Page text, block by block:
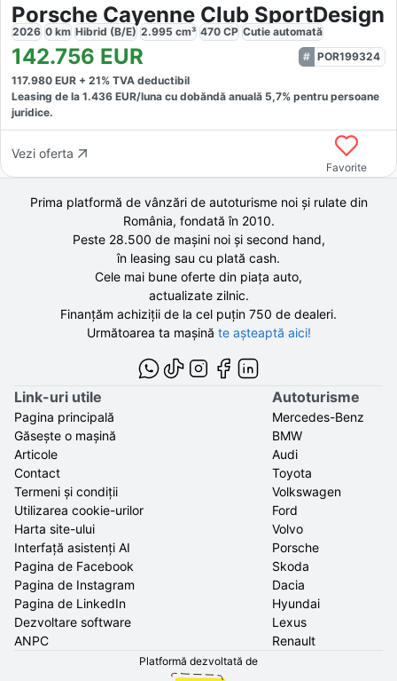
Porsche Cayenne Club SportDesign
2026 0 km Hibrid (B/E) 2.995 cm³ 470 CP Cutie automată
142.756 EUR
POR199324
117.980 EUR + 21% TVA deductibil
Leasing de la 1.436 EUR/luna cu dobăndă anuală 5,7% pentru persoane
juridice.
Vezi oferta
Favorite
Prima platformă de vânzări de autoturisme noi și rulate din
România, fondată în 2010.
Peste 28.500 demașini noi și second hand,
în leasing sau cu plată cash.
Cele mai bune oferte din piața auto,
actualizate zilnic.
Finanțăm achiziții de la cel puțin 750 de dealeri.
Următoarea ta mașină te așteaptă aici!
Link-uri utile
Pagina principală
Găsește o mașină
Articole
Contact
Termeni și condiții
Utilizarea cookie-urilor
Harta site-ului
Interfață asistenți AI
Pagina de Facebook
Pagina de Instagram
Pagina de LinkedIn
Dezvoltare software
ANPC
Autoturisme
Mercedes-Benz
BMW
Audi
Toyota
Volkswagen
Ford
Volvo
Porsche
Skoda
Dacia
Hyundai
Lexus
Renault
Platformă dezvoltată de